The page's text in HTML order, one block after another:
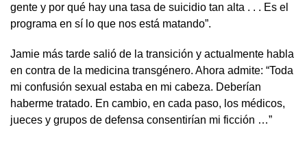
gente y por qué hay una tasa de suicidio tan alta . . . Es el
programa en sí lo que nos está matando”.
Jamie más tarde salió de la transición y actualmente habla
en contra de la medicina transgénero. Ahora admite: “Toda
mi confusión sexual estaba en mi cabeza. Deberían
haberme tratado. En cambio, en cada paso, los médicos,
jueces y grupos de defensa consentirían mi ficción …”